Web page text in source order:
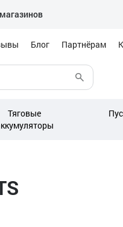
Блог Партнёрам
Тяговые